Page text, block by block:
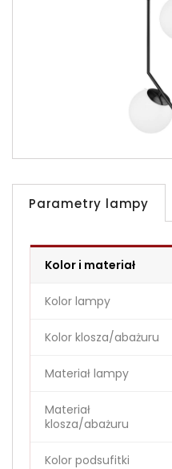
Parametry lampy
Kolor i materiał
Kolor lampy
Kolor klosza/abażuru
Materiał lampy
Materiał
klosza/abażuru
Kolor podsufitki